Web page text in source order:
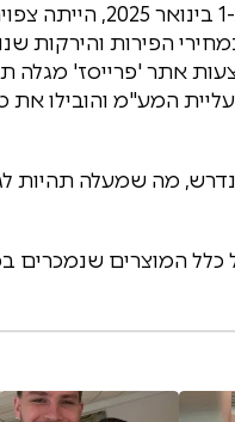
העלייה במע"מ מ-17% ל-
במחירי הפירות
אתר 'פרייסז'
עליית המע"מ והובילו
מה שמעלה תהיות
כלל המוצרים